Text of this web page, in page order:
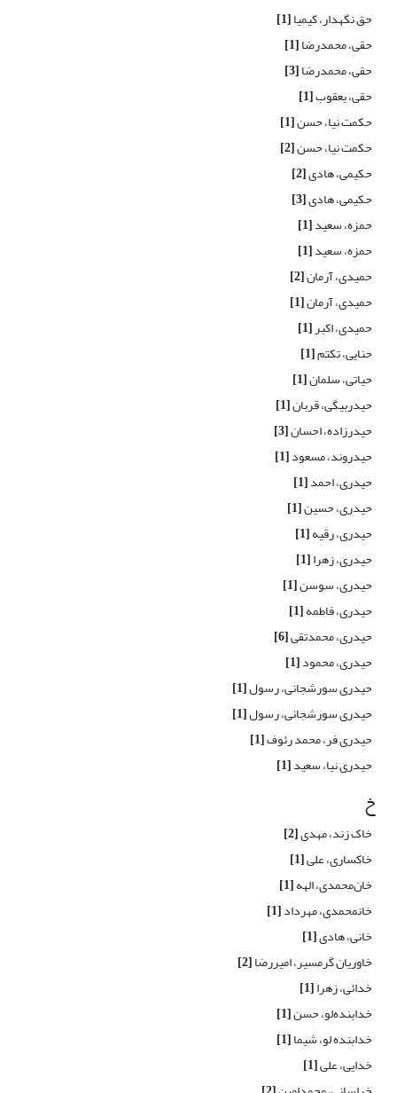
حق نگهدار، کیمیا[1]
حقی، محمدرضا[1]
حقی، محمدرضا[3]
حقی، یعقوب[1]
حکمت نیا، حسن[1]
حکمت نیا، حسن[2]
حکیمی، هادی[2]
حکیمی، هادی[3]
حمزه، سعید[1]
حمزه، سعید[1]
حمیدی، آرمان[2]
حمیدی، آرمان[1]
حمیدی، اکبر[1]
حنایی، تکتم[1]
حیاتی، سلمان[1]
حیدربیگی، قربان[1]
حیدرزاده، احسان[3]
حیدروند، مسعود[1]
حیدری، احمد[1]
حیدری، حسین[1]
حیدری، رقیه[1]
حیدری، زهرا[1]
حیدری، سوسن[1]
حیدری، فاطمه[1]
حیدری، محمدتقی[6]
حیدری، محمود[1]
حیدری سورشجانی، رسول[1]
حیدری سورشجانی، رسول[1]
حیدری فر، محمد رئوف[1]
حیدری نیا، سعید[1]
خ
خاک زند، مهدی[2]
خاکساری، علی[1]
خان‌محمدی، الهه[1]
خانمحمدی، مهرداد[1]
خانی، هادی[1]
خاوریان گرمسیر، امیررضا[2]
خدائی، زهرا[1]
خدابنده‌لو، حسن[1]
خدابنده لو، شیما[1]
خدایی، علی[1]